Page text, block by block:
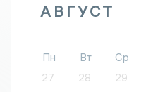
АВГУСТ
Пн Вт Ср
27
28 29